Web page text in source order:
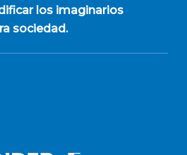
los imaginarios
sociedad.